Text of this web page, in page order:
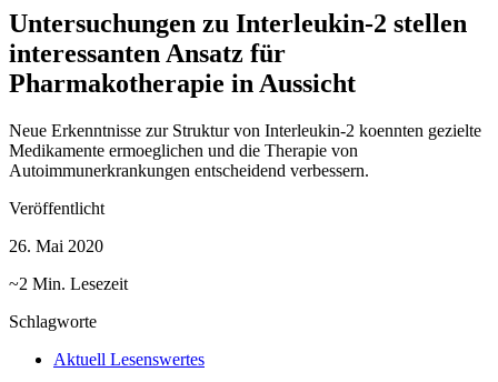
Untersuchungen zu Interleukin-2 stellen
interessanten Ansatz für
Pharmakotherapie in Aussicht
Neue Erkenntnisse zur Struktur von Interleukin-2 koennten gezielte
Medikamente ermoeglichen und die Therapie von
Autoimmunerkrankungen entscheidend verbessern.
Veröffentlicht
26. Mai 2020
~2 Min. Lesezeit
Schlagworte
Aktuell Lesenswertes